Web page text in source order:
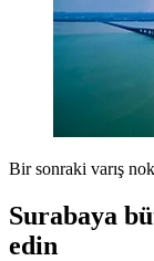
Bir sonraki varış
Surabaya
edin